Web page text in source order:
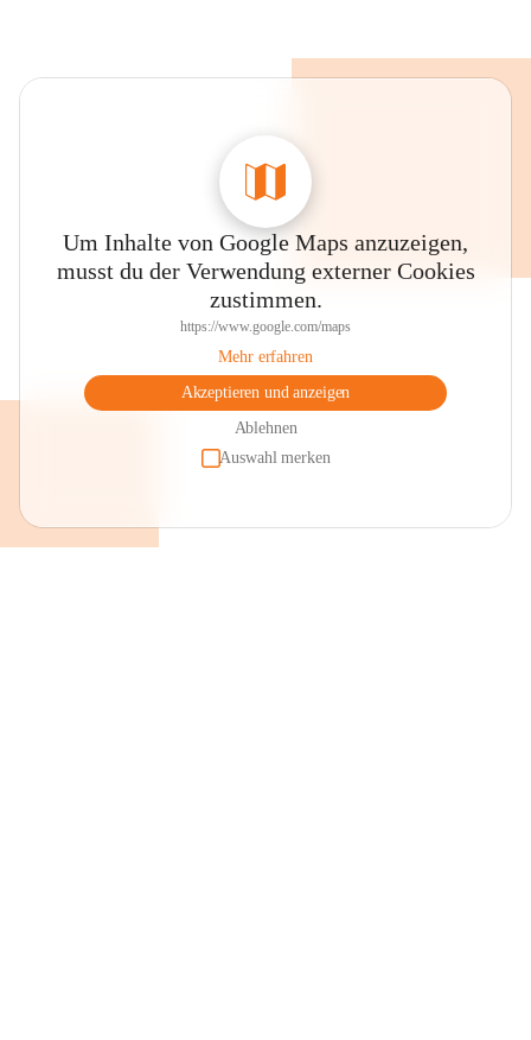
Um Inhalte von Google Maps anzuzeigen,
musst du der Verwendung externer Cookies
zustimmen.
https://www.google.com/maps
Mehr erfahren
Akzeptieren und anzeigen
Ablehnen
Auswahl merken